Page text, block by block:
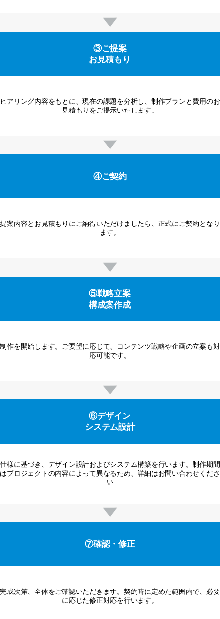
③ご提案
お見積もり
ヒアリング内容をもとに、現在の課題を分析し、制作プランと費用のお
見積もりをご提示いたします。
④ご契約
提案内容とお見積もりにご納得いただけましたら、正式にご契約となり
ます。
⑤戦略立案
構成案作成
制作を開始します。ご要望に応じて、コンテンツ戦略や企画の立案も対
応可能です。
⑥デザイン
システム設計
仕様に基づき、デザイン設計およびシステム構築を行います。制作期間
はプロジェクトの内容によって異なるため、詳細はお問い合わせくださ
い
⑦確認・修正
完成次第、全体をご確認いただきます。契約時に定めた範囲内で、必要
に応じた修正対応を行います。